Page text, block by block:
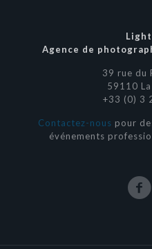
Agence de
39 rue du
59110
+33 (0) 3
Contactez-nous pour
événements